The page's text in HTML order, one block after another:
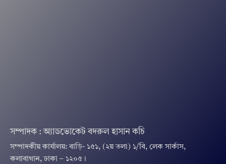
সম্পাদক : অ্যাডভোকেট বদরুল হাসান কচি
সম্পাদকীয় কার্যালয়: বাড়ি- ১৫১, (২য় তলা) ১/বি, লেক সার্কাস,
কলাবাগান, ঢাকা – ১২০৫।